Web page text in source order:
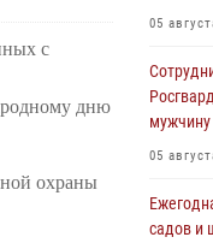
с
дню
охраны
05
05
садов и